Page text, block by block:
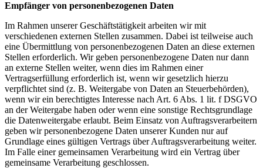
Empfänger von personenbezogenen Daten
Im Rahmen unserer Geschäftstätigkeit arbeiten wir mit
verschiedenen externen Stellen zusammen. Dabei ist teilweise auch
eine Übermittlung von personenbezogenen Daten an diese externen
Stellen erforderlich. Wir geben personenbezogene Daten nur dann
an externe Stellen weiter, wenn dies im Rahmen einer
Vertragserfüllung erforderlich ist, wenn wir gesetzlich hierzu
verpflichtet sind (z. B. Weitergabe von Daten an Steuerbehörden),
wenn wir ein berechtigtes Interesse nach Art. 6 Abs. 1 lit. f DSGVO
an der Weitergabe haben oder wenn eine sonstige Rechtsgrundlage
die Datenweitergabe erlaubt. Beim Einsatz von Auftragsverarbeitern
geben wir personenbezogene Daten unserer Kunden nur auf
Grundlage eines gültigen Vertrags über Auftragsverarbeitung weiter.
Im Falle einer gemeinsamen Verarbeitung wird ein Vertrag über
gemeinsame Verarbeitung geschlossen.